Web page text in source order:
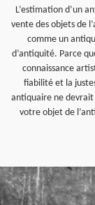
L’estimation d’un
vente des objets de
comme un
d’antiquité. Parce
connaissance
fiabilité et la
antiquaire ne devrait
votre objet de